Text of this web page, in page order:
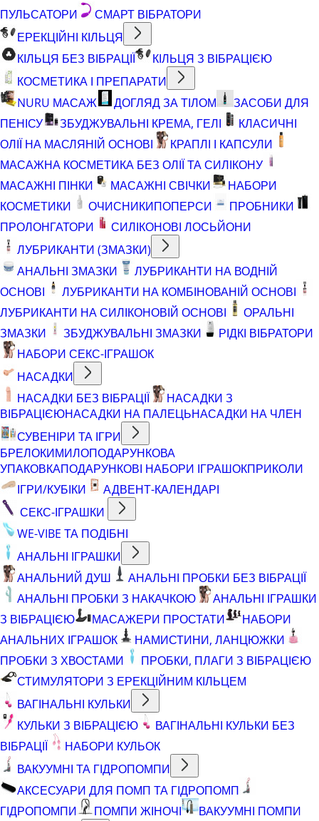
ПУЛЬСАТОРИ
СМАРТ ВІБРАТОРИ
ЕРЕКЦІЙНІ КІЛЬЦЯ
КІЛЬЦЯ БЕЗ ВІБРАЦІЇ
КІЛЬЦЯ З ВІБРАЦІЄЮ
КОСМЕТИКА І ПРЕПАРАТИ
NURU МАСАЖ
ДОГЛЯД ЗА ТІЛОМ
ЗАСОБИ ДЛЯ
ПЕНІСУ
ЗБУДЖУВАЛЬНІ КРЕМА, ГЕЛІ
КЛАСИЧНІ
ОЛІЇ НА МАСЛЯНІЙ ОСНОВІ
КРАПЛІ І КАПСУЛИ
МАСАЖНА КОСМЕТИКА БЕЗ ОЛІЇ ТА СИЛІКОНУ
МАСАЖНІ ПІНКИ
МАСАЖНІ СВІЧКИ
НАБОРИ
КОСМЕТИКИ
ОЧИСНИКИПОПЕРСИ
ПРОБНИКИ
ПРОЛОНГАТОРИ
СИЛІКОНОВІ ЛОСЬЙОНИ
ЛУБРИКАНТИ (ЗМАЗКИ)
АНАЛЬНІ ЗМАЗКИ
ЛУБРИКАНТИ НА ВОДНІЙ
ОСНОВІ
ЛУБРИКАНТИ НА КОМБІНОВАНІЙ ОСНОВІ
ЛУБРИКАНТИ НА СИЛІКОНОВІЙ ОСНОВІ
ОРАЛЬНІ
ЗМАЗКИ
ЗБУДЖУВАЛЬНІ ЗМАЗКИ
РІДКІ ВІБРАТОРИ
НАБОРИ СЕКС-ІГРАШОК
НАСАДКИ
НАСАДКИ БЕЗ ВІБРАЦІЇ
НАСАДКИ З
ВІБРАЦІЄЮНАСАДКИ НА ПАЛЕЦЬНАСАДКИ НА ЧЛЕН
СУВЕНІРИ ТА ІГРИ
БРЕЛОКИМИЛОПОДАРУНКОВА
УПАКОВКАПОДАРУНКОВІ НАБОРИ ІГРАШОКПРИКОЛИ
ІГРИ/КУБІКИ
АДВЕНТ-КАЛЕНДАРІ
СЕКС-ІГРАШКИ
WE-VIBE ТА ПОДІБНІ
АНАЛЬНІ ІГРАШКИ
АНАЛЬНИЙ ДУШ
АНАЛЬНІ ПРОБКИ БЕЗ ВІБРАЦІЇ
АНАЛЬНІ ПРОБКИ З НАКАЧКОЮ
АНАЛЬНІ ІГРАШКИ
З ВІБРАЦІЄЮ
МАСАЖЕРИ ПРОСТАТИ
НАБОРИ
АНАЛЬНИХ ІГРАШОК
НАМИСТИНИ, ЛАНЦЮЖКИ
ПРОБКИ З ХВОСТАМИ
ПРОБКИ, ПЛАГИ З ВІБРАЦІЄЮ
СТИМУЛЯТОРИ З ЕРЕКЦІЙНИМ КІЛЬЦЕМ
ВАГІНАЛЬНІ КУЛЬКИ
КУЛЬКИ З ВІБРАЦІЄЮ
ВАГІНАЛЬНІ КУЛЬКИ БЕЗ
ВІБРАЦІЇ
НАБОРИ КУЛЬОК
ВАКУУМНІ ТА ГІДРОПОМПИ
АКСЕСУАРИ ДЛЯ ПОМП ТА ГІДРОПОМП
ГІДРОПОМПИ
ПОМПИ ЖІНОЧІ
ВАКУУМНІ ПОМПИ